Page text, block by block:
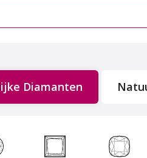
Diamanten